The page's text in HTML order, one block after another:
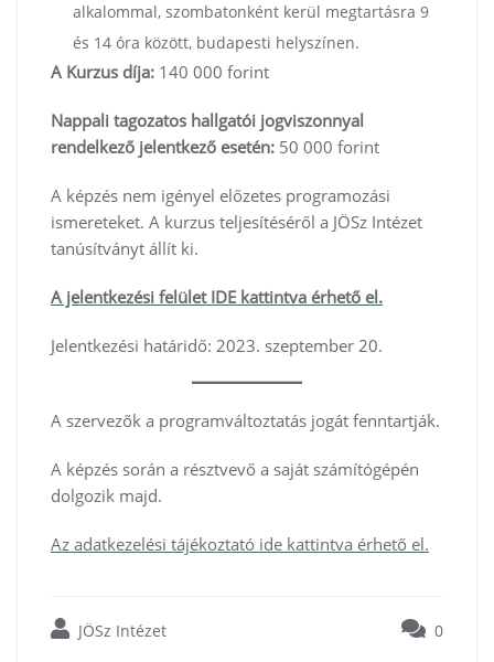
alkalommal, szombatonként kerül megtartásra 9
és 14 óra között, budapesti helyszínen.
A Kurzus díja: 140 000 forint
Nappali tagozatos hallgatói jogviszonnyal
rendelkező jelentkező esetén: 50 000 forint
A képzés nem igényel előzetes programozási
ismereteket. A kurzus teljesítéséről a JÖSz Intézet
tanúsítványt állít ki.
A jelentkezési felület IDE kattintva érhető el.
Jelentkezési határidő: 2023. szeptember 20.
A szervezők a programváltoztatás jogát fenntartják.
A képzés során a résztvevő a saját számítógépén
dolgozik majd.
Az adatkezelési tájékoztató ide kattintva érhető el.
JÖSz Intézet 0